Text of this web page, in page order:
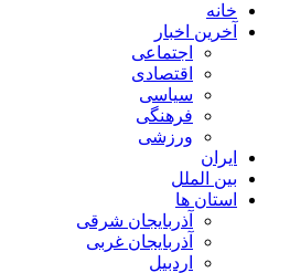
خانه
آخرین اخبار
اجتماعی
اقتصادی
سیاسی
فرهنگی
ورزشی
ایران
بین الملل
استان ها
آذربایجان شرقی
آذربایجان غربی
اردبیل